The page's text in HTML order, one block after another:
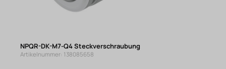
NPQR-DK-M7-Q4 Steckverschraubung
Artikelnummer: 138085658